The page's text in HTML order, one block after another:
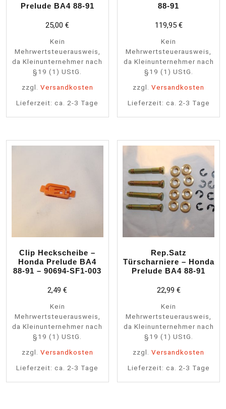
Prelude BA4 88-91
25,00€
Kein
Mehrwertsteuerausweis,
da Kleinunternehmer nach
§19 (1) UStG.
zzgl. Versandkosten
Lieferzeit:ca. 2-3 Tage
88-91
119,95 €
Kein
Mehrwertsteuerausweis,
da Kleinunternehmer nach
§19 (1) UStG.
zzgl.Versandkosten
Lieferzeit: ca. 2-3 Tage
Clip Heckscheibe –
Honda Prelude BA4
88-91 – 90694-SF1-003
2,49€
Kein
Mehrwertsteuerausweis,
da Kleinunternehmer nach
§19 (1) UStG.
zzgl. Versandkosten
Lieferzeit:ca. 2-3 Tage
Rep.Satz
Türscharniere – Honda
Prelude BA4 88-91
22,99 €
Kein
Mehrwertsteuerausweis,
da Kleinunternehmer nach
§19 (1) UStG.
zzgl.Versandkosten
Lieferzeit: ca. 2-3 Tage